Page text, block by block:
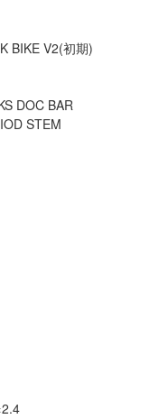
BIKE V2(初期)
DOC BAR
STEM